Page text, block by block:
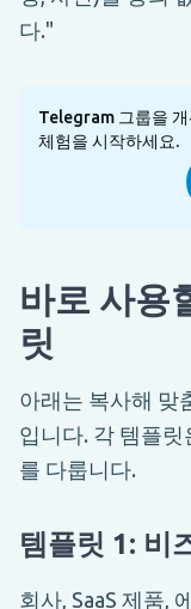
다."
Telegram 그룹을
체험을 시작하세요.
바로 사용
릿
아래는 복사해 맞
입니다. 각 템플
를 다룹니다.
템플릿 1: 비
회사, SaaS 제품,